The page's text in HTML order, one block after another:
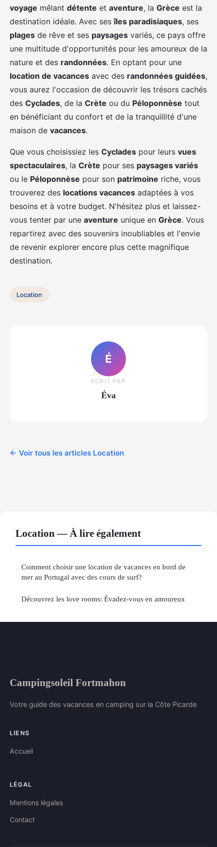
voyage mêlant détente et aventure, la Grèce est la
destination idéale. Avec sesîles paradisiaques, ses
plages de rêve et ses paysages variés, ce pays offre
une multitude d'opportunités pour les amoureux de la
nature et des randonnées. En optant pour une
location de vacances avec des randonnées guidées,
vous aurez l'occasion de découvrir les trésors cachés
des Cyclades, de la Crète ou du Péloponnèse tout
en bénéficiant du confort et de la tranquillité d'une
maison de vacances.
Que vous choisissiez les Cyclades pour leurs vues
spectaculaires, la Crète pour ses paysages variés
ou le Péloponnèse pour son patrimoine riche, vous
trouverez des locations vacances adaptées à vos
besoins et à votre budget. N'hésitez plus et laissez-
vous tenter par une aventure unique en Grèce. Vous
repartirez avec des souvenirs inoubliables et l'envie
de revenir explorer encore plus cette magnifique
destination.
Location
É
ECRIT PAR
Éva
← Voir tous les articles Location
Location — À lire également
Comment choisir une location de vacances en bord de
mer au Portugal avec des cours de surf?
Découvrez les love rooms: Évadez-vous en amoureux
Campingsoleil Fortmahon
Votre guide des vacances en camping sur la Côte Picarde
LIENS
Accueil
LÉGAL
Mentions légales
Contact